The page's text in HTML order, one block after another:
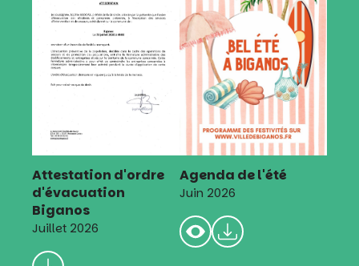
Attestation d'ordre
d'évacuation
Biganos
Juillet 2026
Agenda de l'été
Juin 2026